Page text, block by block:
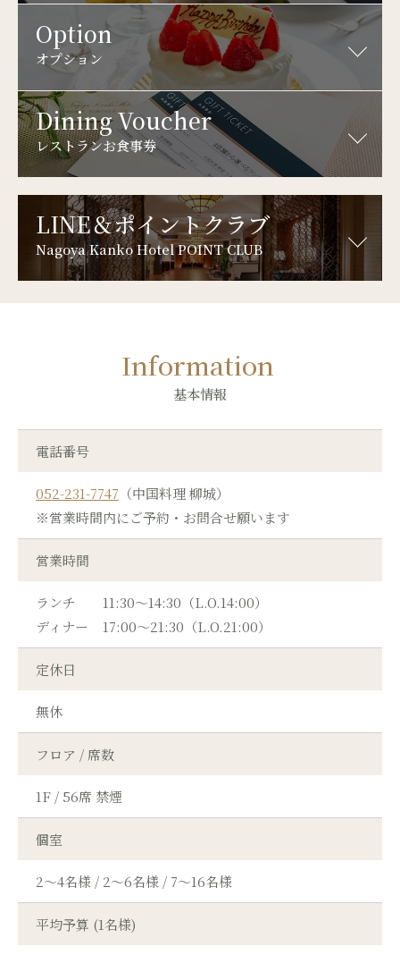
Option
オプション
Dining Voucher
レストランお食事券
LINE＆ポイントクラブ
Nagoya Kanko Hotel POINT CLUB
Information
基本情報
電話番号
052-231-7747 （中国料理 柳城）
※営業時間内にご予約・お問合せ願います
営業時間
ランチ
11:30～14:30（L.O.14:00）
ディナー
17:00～21:30（L.O.21:00）
定休日
無休
フロア / 席数
1F / 56席 禁煙
個室
2～4名様 / 2～6名様 / 7～16名様
平均予算 (1名様)